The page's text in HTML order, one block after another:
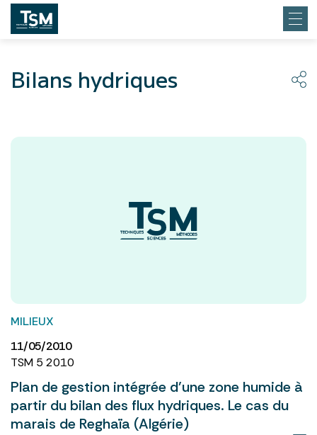
Bilans hydriques
MILIEUX
11/05/2010
TSM 5 2010
Plan de gestion intégrée d’une zone humide à
partir du bilan des flux hydriques. Le cas du
marais de Reghaïa (Algérie)